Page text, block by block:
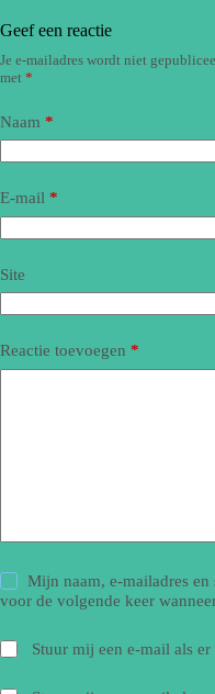
Geef een reactie
Je e-mailadres wordt niet
met *
Naam *
E-mail *
Site
Reactie toevoegen *
Mijn naam, e-mailadres
voor de volgende keer
Stuur mij een e-mail als